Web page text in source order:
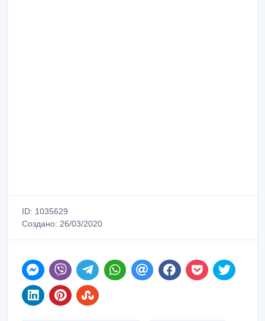
ID: 1035629
Создано: 26/03/2020